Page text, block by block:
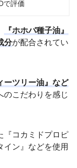
で評価
『ホホバ種子油』
分が配合されてい
ーツリー油』など
のこだわりを感じ
『コカミドプロピ
イン』などを使用